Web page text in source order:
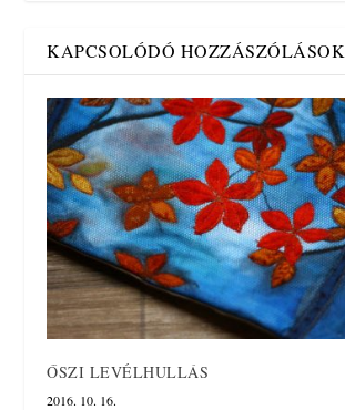
KAPCSOLÓDÓ HOZZÁSZÓLÁSOK
ŐSZI LEVÉLHULLÁS
2016. 10. 16.